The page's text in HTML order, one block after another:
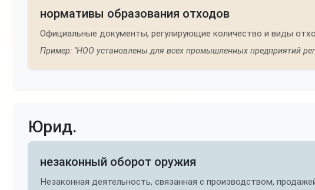
нормативы образования отходов
Официальные документы, регулирующие количество и виды
Пример: "НОО установлены для всех промышленных предприятий
Юрид.
незаконный оборот оружия
Незаконная деятельность, связанная с производством,